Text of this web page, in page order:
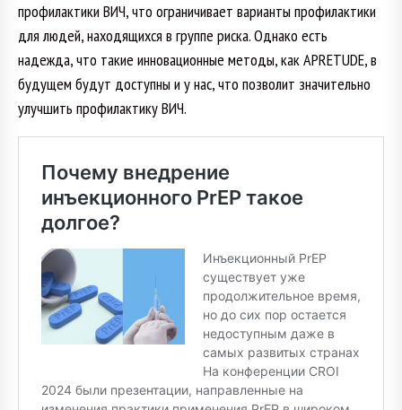
профилактики ВИЧ, что ограничивает варианты профилактики
для людей, находящихся в группе риска. Однако есть
надежда, что такие инновационные методы, как APRETUDE, в
будущем будут доступны и у нас, что позволит значительно
улучшить профилактику ВИЧ.